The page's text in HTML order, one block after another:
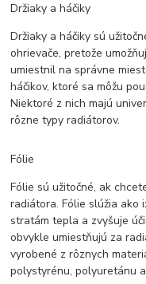
Držiaky a háčiky
Držiaky a háčiky sú
ohrievače, pretože
umiestnil na správne
háčikov, ktoré sa môžu
Niektoré z nich majú
rôzne typy radiátorov.
Fólie
Fólie sú užitočné, ak
radiátora. Fólie slúžia ako
stratám tepla a zvyšuje
obvykle umiestňujú za
vyrobené z rôznych
polystyrénu, polyuretánu